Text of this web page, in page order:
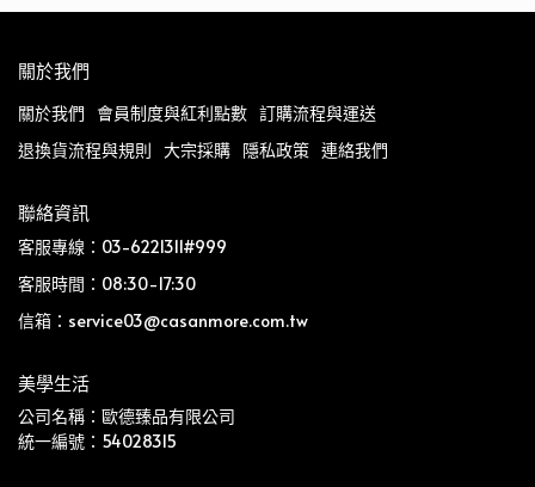
關於我們
關於我們 會員制度與紅利點數 訂購流程與運送
退換貨流程與規則 大宗採購 隱私政策 連絡我們
聯絡資訊
客服專線：03-6221311#999
客服時間：08:30-17:30
信箱：service03@casanmore.com.tw
美學生活
公司名稱：歐德臻品有限公司
統一編號：54028315